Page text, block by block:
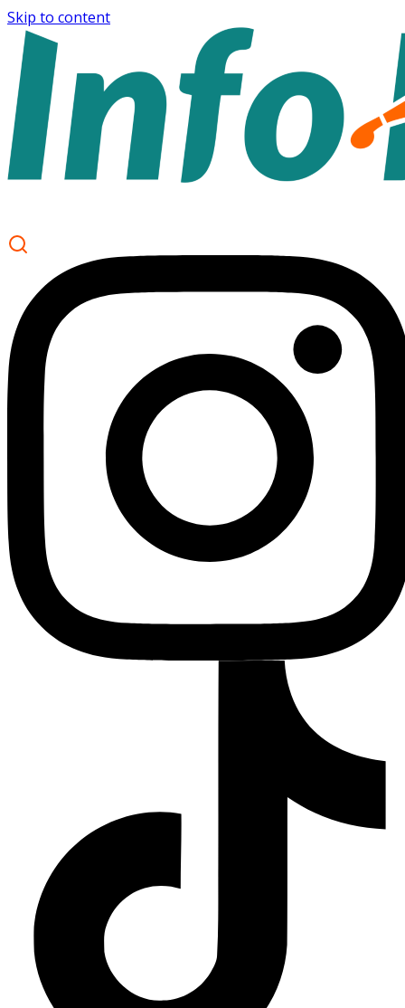
Skip to content